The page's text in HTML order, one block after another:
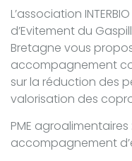
L’association
d’Evitement du
Bretagne vous
accompagnement
sur la réduction des
valorisation des
PME
accompagnement